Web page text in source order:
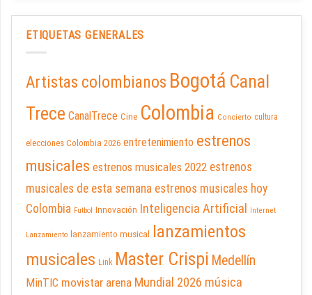
ETIQUETAS GENERALES
Artistas colombianos Bogotá Canal
Trece CanalTrece Cine Colombia Concierto cultura
elecciones Colombia 2026 entretenimiento estrenos
musicales estrenos musicales 2022 estrenos
musicales de esta semana estrenos musicales hoy
Colombia Futbol Innovación Inteligencia Artificial Internet
Lanzamiento lanzamiento musical
lanzamientos
musicales Link Master Crispi Medellín
MinTIC movistar arena Mundial 2026 música